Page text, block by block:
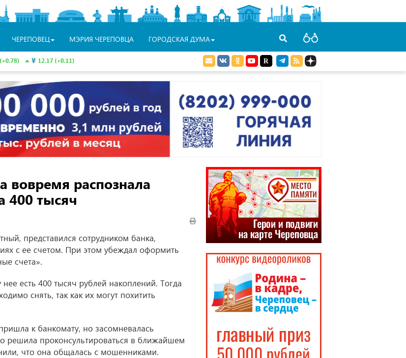
ЧЕРЕПОВЕЦ МЭРИЯ ЧЕРЕПОВЦА ГОРОДСКАЯ ДУМА
12.17 (+0.11)
вовремя распознала
400 тысяч
представился сотрудником банка,
с ее счетом. При этом убеждал оформить
счета».
есть 400 тысяч рублей накоплений. Тогда
снять, так как их могут похитить
к банкомату, но засомневалась
решила проконсультироваться в ближайшем
что она общалась с мошенниками.